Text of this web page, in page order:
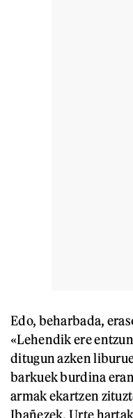
Edo, beharbada,
«Lehendik ere
ditugun azken
barkuek burdina
armak ekartzen
Ibañezek. Urte